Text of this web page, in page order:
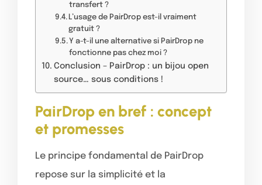
transfert ?
L’usage de PairDrop est-il vraiment
gratuit ?
Y a-t-il une alternative si PairDrop ne
fonctionne pas chez moi ?
Conclusion – PairDrop : un bijou open
source… sous conditions !
PairDrop en bref : concept
et promesses
Le principe fondamental de PairDrop
repose sur la simplicité et la